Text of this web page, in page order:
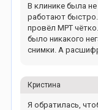
В клинике была
работают
провёл МРТ
было никакого
снимки. А
Кристина
Я обратилась,